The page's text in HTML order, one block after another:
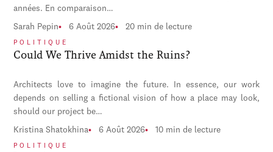
années. En comparaison…
Sarah Pepin 6 Août 2026 20 min de lecture
POLITIQUE
Could We Thrive Amidst the Ruins?
Architects love to imagine the future. In essence, our work
depends on selling a fictional vision of how a place may look,
should our project be…
Kristina Shatokhina 6 Août 2026 10 min de lecture
POLITIQUE